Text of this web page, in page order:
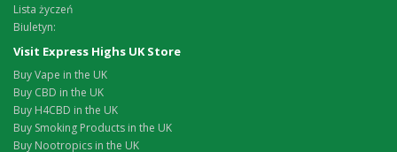
Lista życzeń
Biuletyn:
Visit Express Highs UK Store
Buy Vape in the UK
Buy CBD in the UK
Buy H4CBD in the UK
Buy Smoking Products in the UK
Buy Nootropics in the UK